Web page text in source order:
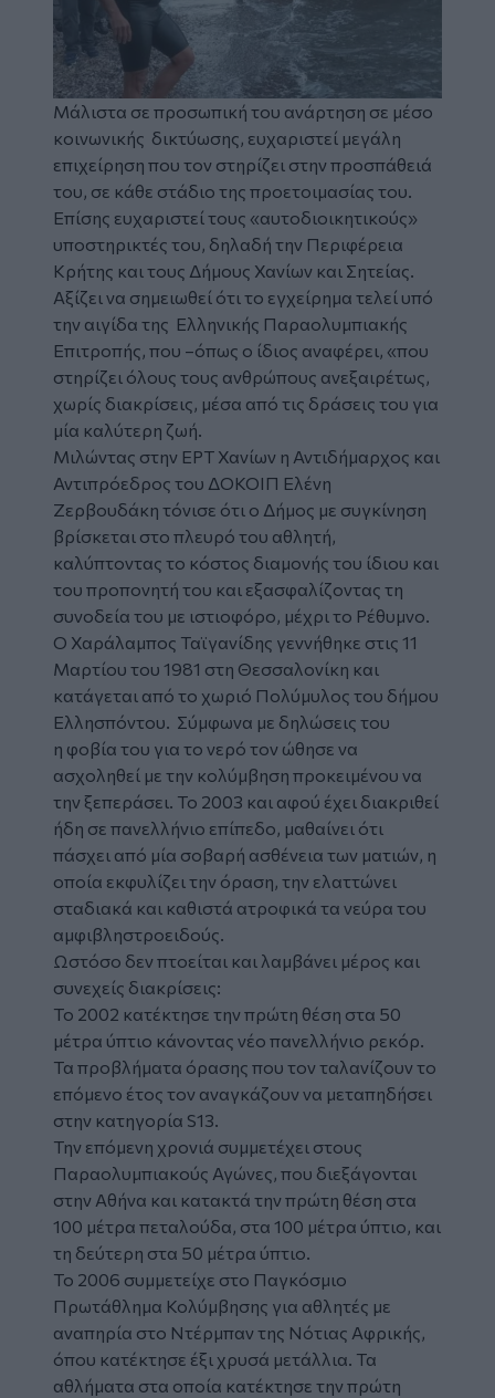
Μάλιστα σε προσωπική του ανάρτηση σε μέσο
κοινωνικής δικτύωσης, ευχαριστεί μεγάλη
επιχείρηση που τον στηρίζει στην προσπάθειά
του, σε κάθε στάδιο της προετοιμασίας του.
Επίσης ευχαριστεί τους «αυτοδιοικητικούς»
υποστηρικτές του, δηλαδή την Περιφέρεια
Κρήτης και τους Δήμους Χανίων και Σητείας.
Αξίζει να σημειωθεί ότι το εγχείρημα τελεί υπό
την αιγίδα της Ελληνικής Παραολυμπιακής
Επιτροπής, που –όπως ο ίδιος αναφέρει, «που
στηρίζει όλους τους ανθρώπους ανεξαιρέτως,
χωρίς διακρίσεις, μέσα από τις δράσεις του για
μία καλύτερη ζωή.
Μιλώντας στην ΕΡΤ Χανίων η Αντιδήμαρχος και
Αντιπρόεδρος του ΔΟΚΟΙΠ Ελένη
Ζερβουδάκη τόνισε ότι ο Δήμος με συγκίνηση
βρίσκεται στο πλευρό του αθλητή,
καλύπτοντας το κόστος διαμονής του ίδιου και
του προπονητή του και εξασφαλίζοντας τη
συνοδεία του με ιστιοφόρο, μέχρι το Ρέθυμνο.
Ο Χαράλαμπος Ταϊγανίδης γεννήθηκε στις 11
Μαρτίου του 1981 στη Θεσσαλονίκη και
κατάγεται από το χωριό Πολύμυλος του δήμου
Ελλησπόντου. Σύμφωνα με δηλώσεις του
η φοβία του για το νερό τον ώθησε να
ασχοληθεί με την κολύμβηση προκειμένου να
την ξεπεράσει. Το 2003 και αφού έχει διακριθεί
ήδη σε πανελλήνιο επίπεδο, μαθαίνει ότι
πάσχει από μία σοβαρή ασθένεια των ματιών, η
οποία εκφυλίζει την όραση, την ελαττώνει
σταδιακά και καθιστά ατροφικά τα νεύρα του
αμφιβληστροειδούς.
Ωστόσο δεν πτοείται και λαμβάνει μέρος και
συνεχείς διακρίσεις:
Το 2002 κατέκτησε την πρώτη θέση στα 50
μέτρα ύπτιο κάνοντας νέο πανελλήνιο ρεκόρ.
Τα προβλήματα όρασης που τον ταλανίζουν το
επόμενο έτος τον αναγκάζουν να μεταπηδήσει
στην κατηγορία S13.
Την επόμενη χρονιά συμμετέχει στους
Παραολυμπιακούς Αγώνες, που διεξάγονται
στην Αθήνα και κατακτά την πρώτη θέση στα
100 μέτρα πεταλούδα, στα 100 μέτρα ύπτιο, και
τη δεύτερη στα 50 μέτρα ύπτιο.
Το 2006 συμμετείχε στο Παγκόσμιο
Πρωτάθλημα Κολύμβησης για αθλητές με
αναπηρία στο Ντέρμπαν της Νότιας Αφρικής,
όπου κατέκτησε έξι χρυσά μετάλλια. Τα
αθλήματα στα οποία κατέκτησε την πρώτη